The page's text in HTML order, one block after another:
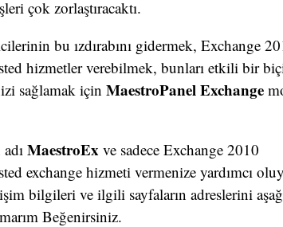
çok zorlaştıracaktı.
bu ızdırabını gidermek, Exchange
hizmetler verebilmek, bunları etkili bir
sağlamak için MaestroPanel Exchange
MaestroEx ve sadece Exchange 2010
exchange hizmeti vermenize yardımcı
bilgileri ve ilgili sayfaların adreslerini
Beğenirsiniz.